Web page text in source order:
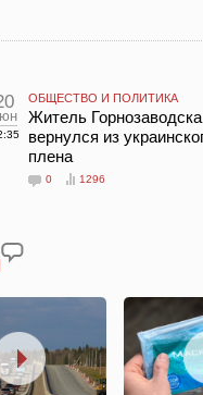
ОБЩЕСТВО И ПОЛИТИКА
Житель Горнозаводска
вернулся из
плена
0 1296